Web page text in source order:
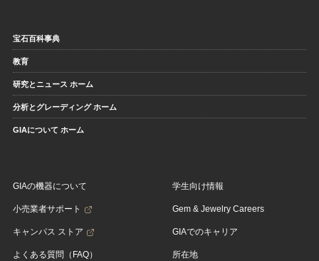
宝石百科事典
教育
研究とニュース ホーム
分析とグレーディング ホーム
GIAについて ホーム
GIAの機器について
小売業者サポート
キャンパス ストア
よくある質問（FAQ）
学生向け情報
Gem & Jewelry Careers
GIAでのキャリア
所在地